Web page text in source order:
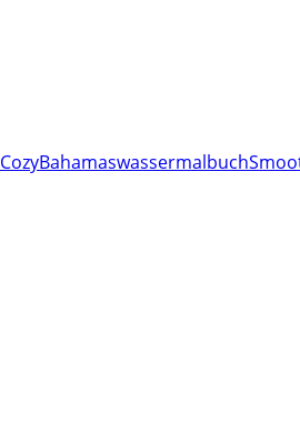
CozyBahamaswassermalbuch